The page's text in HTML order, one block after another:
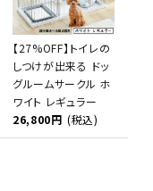
【27%OFF】トイレの
しつけが出来る ドッ
グルームサークル ホ
ワイト レギュラー
26,800円 (税込)